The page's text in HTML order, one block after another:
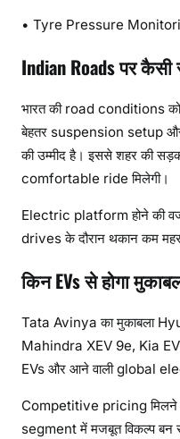
• Tyre Pressure
Indian Roads पर कैसी
भारत की road conditions
बेहतर suspension setup
की उम्मीद है। इससे शहर की
comfortable ride मिलेगी।
Electric platform होने की
drives के दौरान थकान कम
किन EVs से होगा
Tata Avinya का मुकाबला
Mahindra XEV 9e, Kia
EVs और आने वाली global
Competitive pricing
segment में मजबूत विकल्प बन